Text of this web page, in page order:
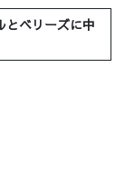
ベリーズに中